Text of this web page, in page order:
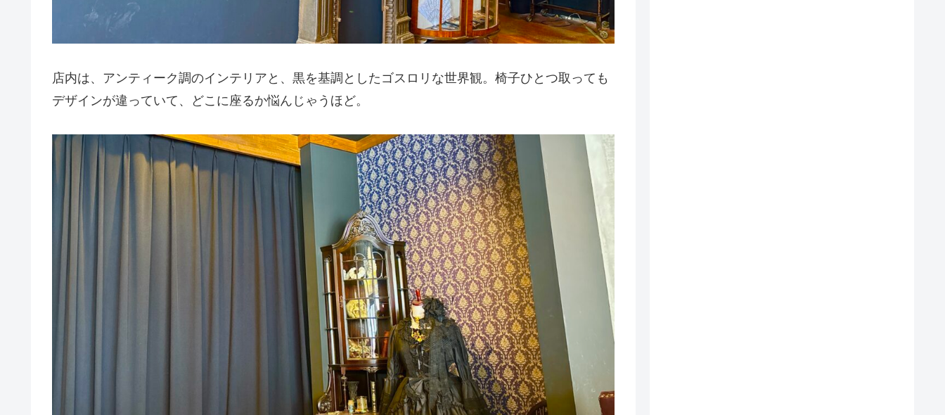
店内は、アンティーク調のインテリアと、黒を基調としたゴスロリな世界観。椅子ひとつ取っても
デザインが違っていて、どこに座るか悩んじゃうほど。